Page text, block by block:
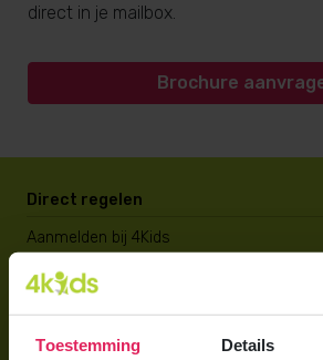
Toestemming Details
direct in je mailbox.
Brochure
Direct regelen
Aanmelden bij 4Kids
Brochure aanvragen
Berekening maken